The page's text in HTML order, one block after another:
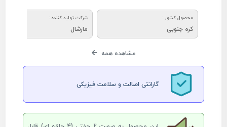
محصول کشور :
کره جنوبی
شرکت تولید کننده :
مارشال
مشاهده همه
گارانتی اصالت و سلامت فیزیکی